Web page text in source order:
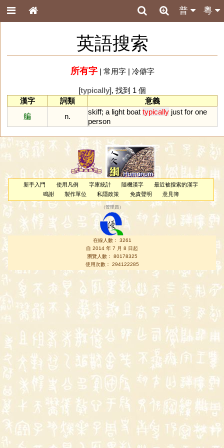
粵
普
英語搜索
所有字| 常用字| 冷僻字
[typically], 找到 1 個
漢字
詞類
意義
艑
n.
skiff; a light boat typically just for one
person
新手入門 使用凡例 字庫統計 隨機漢字
最近被搜索的漢字
鳴謝
製作單位 私隱政策 免責聲明 意見簿
（管理員 ）
在線人數： 3261
自 2014 年 7 月 8 日起
瀏覽人數： 80178325
使用次數： 294122285